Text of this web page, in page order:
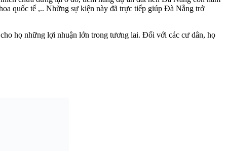
quốc tế ,.. Những sự kiện này đã trực tiếp giúp Đà Nẵng trở
họ những lợi nhuận lớn trong tương lai. Đối với các cư dân, họ